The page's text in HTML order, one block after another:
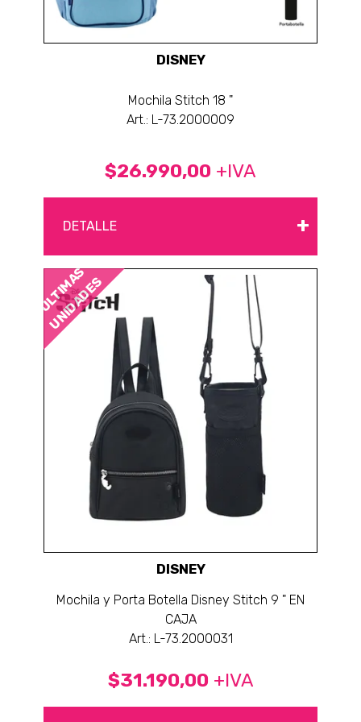
DISNEY
Mochila Stitch 18 "
Art.: L-73.2000009
$26.990,00 +IVA
DETALLE +
ÚLTIMAS
UNIDADES
DISNEY
Mochila y Porta Botella Disney Stitch 9 " EN
CAJA
Art.: L-73.2000031
$31.190,00 +IVA